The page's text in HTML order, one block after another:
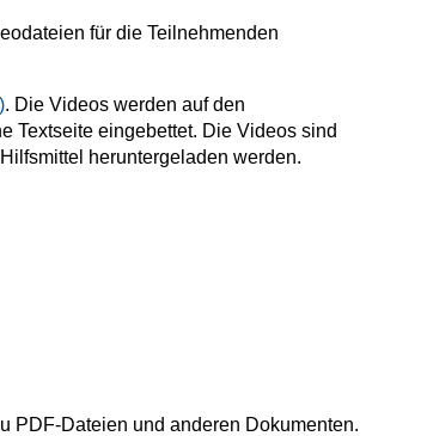
für die Teilnehmenden
. Die Videos werden auf den
Textseite eingebettet. Die Videos sind
heruntergeladen werden.
PDF-Dateien und anderen Dokumenten.